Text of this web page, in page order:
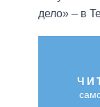
дело» – в